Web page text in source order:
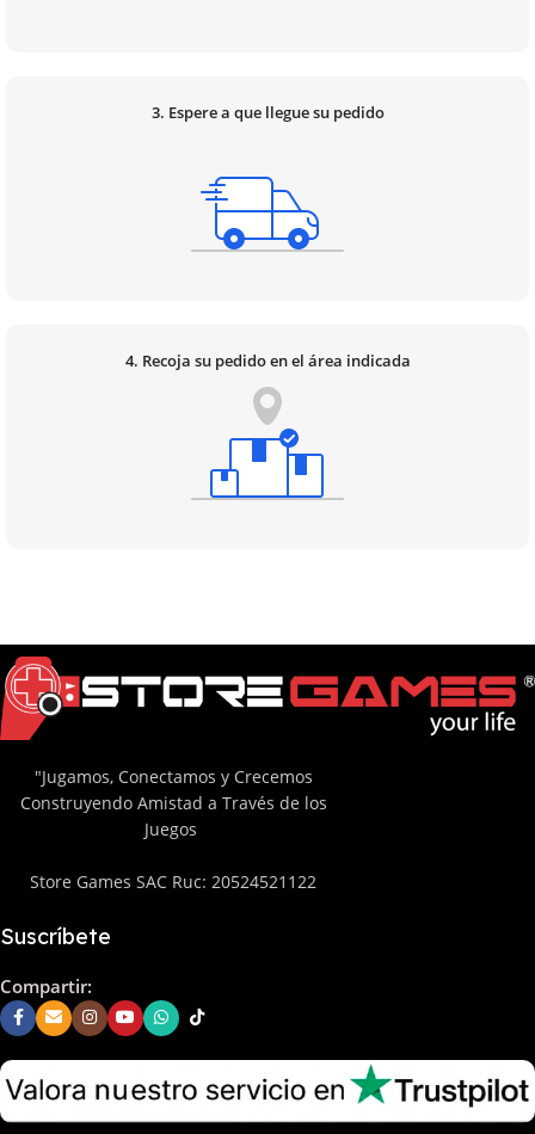
3. Espere a que llegue su pedido
4. Recoja su pedido en el área indicada
"Jugamos, Conectamos y Crecemos
Construyendo Amistad a Través de los
Juegos
Store Games SAC Ruc: 20524521122
Suscríbete
Compartir: